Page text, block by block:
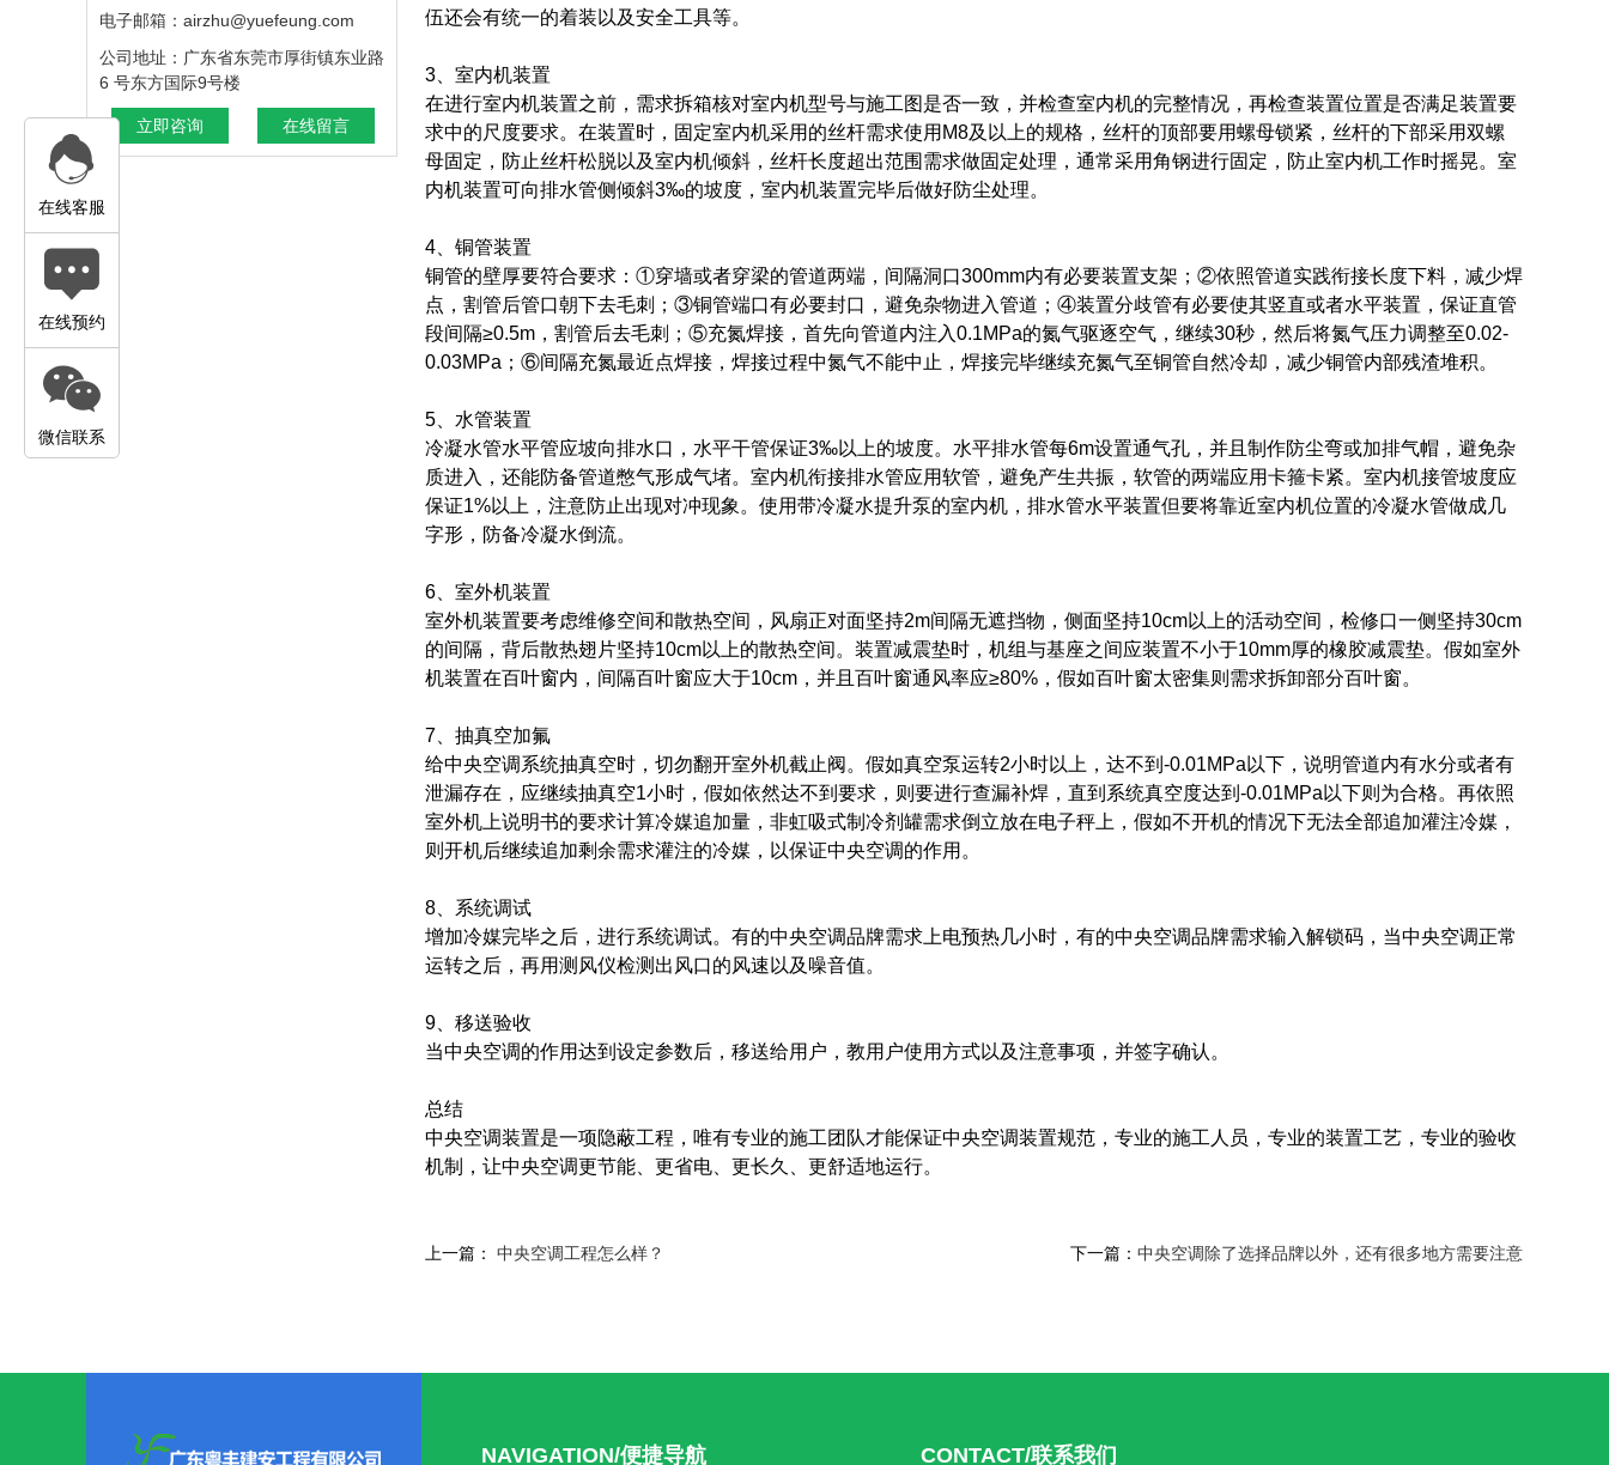
电子邮箱：airzhu@yuefeung.com
公司地址：广东省东莞市厚街镇东业路
6 号东方国际9号楼
立即咨询 在线留言
伍还会有统一的着装以及安全工具等。
3、室内机装置
在进行室内机装置之前，需求拆箱核对室内机型号与施工图是否一致，并检查室内机的完整情况，再检查装置位置是否满足装置要
求中的尺度要求。在装置时，固定室内机采用的丝杆需求使用M8及以上的规格，丝杆的顶部要用螺母锁紧，丝杆的下部采用双螺
母固定，防止丝杆松脱以及室内机倾斜，丝杆长度超出范围需求做固定处理，通常采用角钢进行固定，防止室内机工作时摇晃。室
内机装置可向排水管侧倾斜3‰的坡度，室内机装置完毕后做好防尘处理。
4、铜管装置
铜管的壁厚要符合要求：①穿墙或者穿梁的管道两端，间隔洞口300mm内有必要装置支架；②依照管道实践衔接长度下料，减少焊
点，割管后管口朝下去毛刺；③铜管端口有必要封口，避免杂物进入管道；④装置分歧管有必要使其竖直或者水平装置，保证直管
段间隔≥0.5m，割管后去毛刺；⑤充氮焊接，首先向管道内注入0.1MPa的氮气驱逐空气，继续30秒，然后将氮气压力调整至0.02-
0.03MPa；⑥间隔充氮最近点焊接，焊接过程中氮气不能中止，焊接完毕继续充氮气至铜管自然冷却，减少铜管内部残渣堆积。
5、水管装置
冷凝水管水平管应坡向排水口，水平干管保证3‰以上的坡度。水平排水管每6m设置通气孔，并且制作防尘弯或加排气帽，避免杂
质进入，还能防备管道憋气形成气堵。室内机衔接排水管应用软管，避免产生共振，软管的两端应用卡箍卡紧。室内机接管坡度应
保证1%以上，注意防止出现对冲现象。使用带冷凝水提升泵的室内机，排水管水平装置但要将靠近室内机位置的冷凝水管做成几
字形，防备冷凝水倒流。
6、室外机装置
室外机装置要考虑维修空间和散热空间，风扇正对面坚持2m间隔无遮挡物，侧面坚持10cm以上的活动空间，检修口一侧坚持30cm
的间隔，背后散热翅片坚持10cm以上的散热空间。装置减震垫时，机组与基座之间应装置不小于10mm厚的橡胶减震垫。假如室外
机装置在百叶窗内，间隔百叶窗应大于10cm，并且百叶窗通风率应≥80%，假如百叶窗太密集则需求拆卸部分百叶窗。
7、抽真空加氟
给中央空调系统抽真空时，切勿翻开室外机截止阀。假如真空泵运转2小时以上，达不到-0.01MPa以下，说明管道内有水分或者有
泄漏存在，应继续抽真空1小时，假如依然达不到要求，则要进行查漏补焊，直到系统真空度达到-0.01MPa以下则为合格。再依照
室外机上说明书的要求计算冷媒追加量，非虹吸式制冷剂罐需求倒立放在电子秤上，假如不开机的情况下无法全部追加灌注冷媒，
则开机后继续追加剩余需求灌注的冷媒，以保证中央空调的作用。
8、系统调试
增加冷媒完毕之后，进行系统调试。有的中央空调品牌需求上电预热几小时，有的中央空调品牌需求输入解锁码，当中央空调正常
运转之后，再用测风仪检测出风口的风速以及噪音值。
9、移送验收
当中央空调的作用达到设定参数后，移送给用户，教用户使用方式以及注意事项，并签字确认。
总结
中央空调装置是一项隐蔽工程，唯有专业的施工团队才能保证中央空调装置规范，专业的施工人员，专业的装置工艺，专业的验收
机制，让中央空调更节能、更省电、更长久、更舒适地运行。
上一篇： 中央空调工程怎么样？ 下一篇： 中央空调除了选择品牌以外，还有很多地方需要注意
NAVIGATION/便捷导航 CONTACT/联系我们
在线客服
在线预约
微信联系